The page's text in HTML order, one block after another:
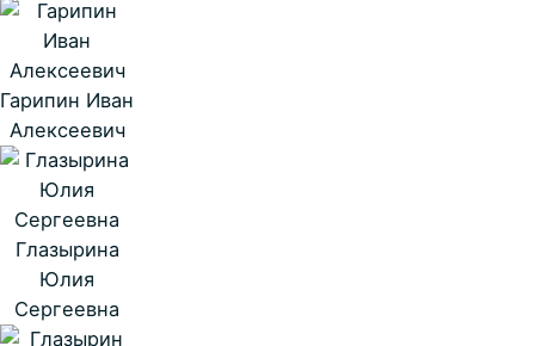
Гарипин Иван
Алексеевич
Глазырина
Юлия
Сергеевна